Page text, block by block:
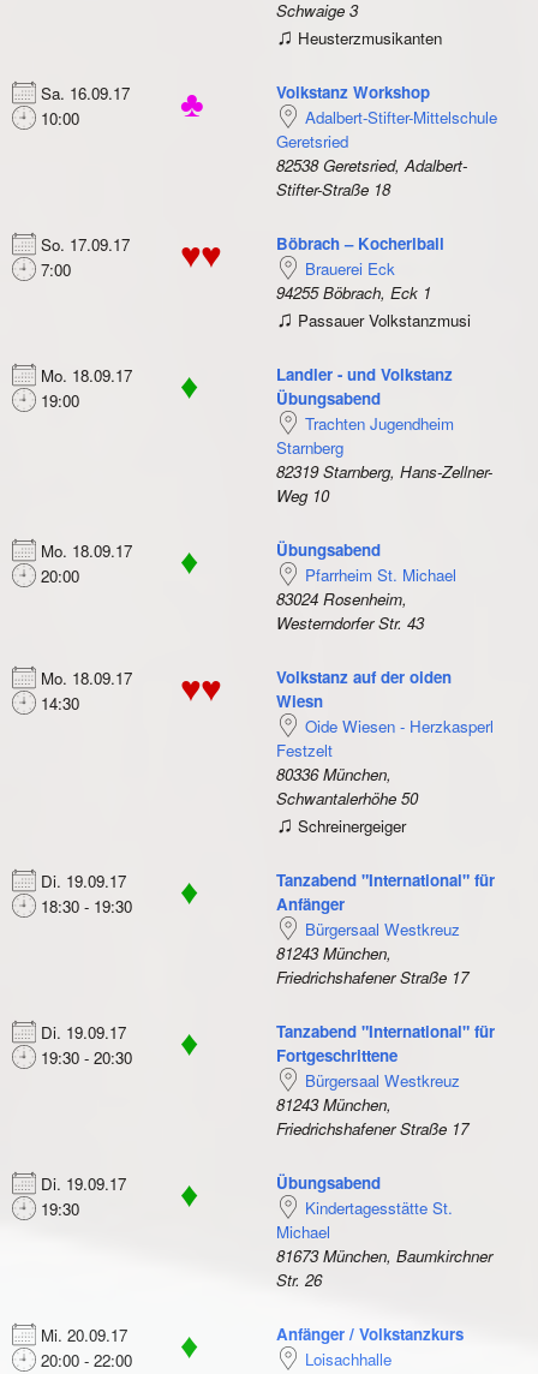
Schwaige 3
♫ Heusterzmusikanten
Sa. 16.09.17
10:00
♣
Volkstanz Workshop
Adalbert-Stifter-Mittelschule
Geretsried
82538 Geretsried, Adalbert-
Stifter-Straße 18
So. 17.09.17
7:00
♥♥
Böbrach – Kocherlball
Brauerei Eck
94255 Böbrach, Eck 1
♫ Passauer Volkstanzmusi
Mo. 18.09.17
19:00
♦
Landler - und Volkstanz
Übungsabend
Trachten Jugendheim
Starnberg
82319 Starnberg, Hans-Zellner-
Weg 10
Mo. 18.09.17
20:00
♦
Übungsabend
Pfarrheim St. Michael
83024 Rosenheim,
Westerndorfer Str. 43
Mo. 18.09.17
14:30
♥♥
Volkstanz auf der oiden
Wiesn
Oide Wiesen - Herzkasperl
Festzelt
80336 München,
Schwantalerhöhe 50
♫ Schreinergeiger
Di. 19.09.17
18:30 - 19:30
♦
Tanzabend "International" für
Anfänger
Bürgersaal Westkreuz
81243 München,
Friedrichshafener Straße 17
Di. 19.09.17
19:30 - 20:30
♦
Tanzabend "International" für
Fortgeschrittene
Bürgersaal Westkreuz
81243 München,
Friedrichshafener Straße 17
Di. 19.09.17
19:30
♦
Übungsabend
Kindertagesstätte St.
Michael
81673 München, Baumkirchner
Str. 26
Mi. 20.09.17
20:00 - 22:00
♦
Anfänger / Volkstanzkurs
Loisachhalle